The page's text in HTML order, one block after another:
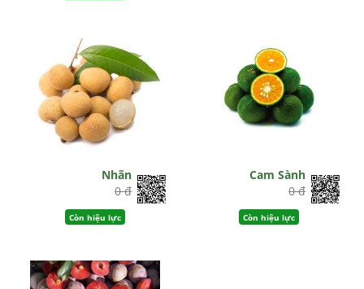
Nhãn
0 đ
Còn hiệu lực
Cam Sành
0 đ
Còn hiệu lực